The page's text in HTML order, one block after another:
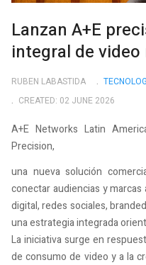
Lanzan A+E
integral de
RUBEN LABASTIDA
CREATED: 02 JUNE 2026
A+E Networks Latin
Precision,
una nueva solución
conectar audiencias y
digital, redes sociales,
una estrategia integrada
La iniciativa surge en
de consumo de video y a la